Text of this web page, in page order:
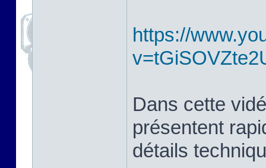
https://
Dans cette
présentent
détails